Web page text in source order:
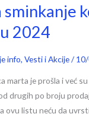
2024
info,Vesti i Akcije/
marta je prošla i već
drugih po broju
ovu listu neću da